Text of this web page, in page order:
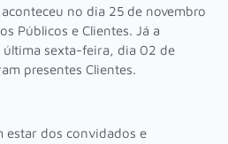
no dia 25 de novembro
Públicos e Clientes. Já a
última sexta-feira, dia 02 de
presentes Clientes.
estar dos convidados e